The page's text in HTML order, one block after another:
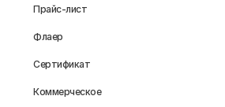
Прайс-лист
Флаер
Сертификат
Коммерческое